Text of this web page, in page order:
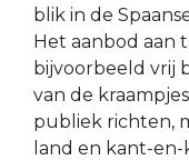
blik in de
Het aanbod aan
bijvoorbeeld vrij
van de
publiek richten,
land en kant-